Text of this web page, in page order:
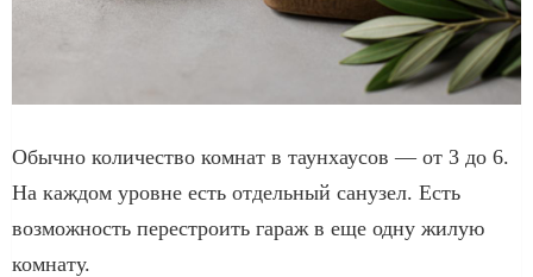
Обычно количество комнат в таунхаусов — от 3 до 6.
На каждом уровне есть отдельный санузел. Есть
возможность перестроить гараж в еще одну жилую
комнату.